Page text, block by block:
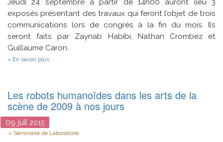
Jeudi 24 septembre à partir de 14h00 auront lieu 3
exposés présentant des travaux qui feront l’objet de trois
communications lors de congrès à la fin du mois. Ils
seront faits par Zaynab Habibi, Nathan Crombez et
Guillaume Caron.
En savoir plus
Les robots humanoïdes dans les arts de la
scène de 2009 à nos jours
09 juil 2015
Type
Séminaire de Laboratoire